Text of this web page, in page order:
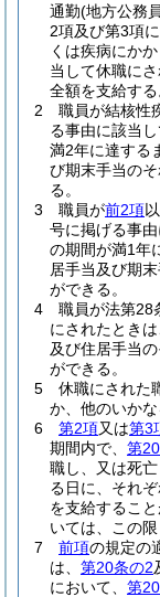
通勤(地方公務
2項及び第3項
くは疾病にか
当して休職に
全額を支給する
2
職員が結核性
る事由に該当
満2年に達する
び期末手当の
る。
3
職員が前2項
号に掲げる事
の期間が満1年
居手当及び期
ができる。
4
職員が法第28
にされたとき
及び住居手当
ができる。
5
休職にされた
か、他のいかな
6
第2項又は第3
期間内で、 第
職し、又は死亡
る日に、それ
を支給すること
いては、この限
7
前項の規定の
は、 第20条の2
において、 第